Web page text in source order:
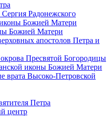
Радонежского
Божией Матери
Божией Матери
апостолов Петра и
Пресвятой Богородицы
иконы Божией Матери
врата Высоко-Петровской
Петра
центр